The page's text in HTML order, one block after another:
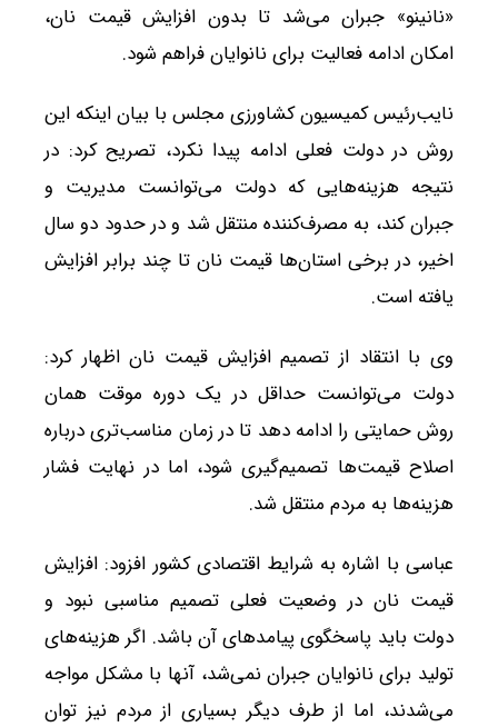
«نانینو» جبران می‌شد تا بدون افزایش قیمت نان،
امکان ادامه فعالیت برای نانوایان فراهم شود.
نایب‌رئیس کمیسیون کشاورزی مجلس با بیان اینکه این
روش در دولت فعلی ادامه پیدا نکرد، تصریح کرد: در
نتیجه هزینه‌هایی که دولت می‌توانست مدیریت و
جبران کند، به مصرف‌کننده منتقل شد و در حدود دو سال
اخیر، در برخی استان‌ها قیمت نان تا چند برابر افزایش
یافته است.
وی با انتقاد از تصمیم افزایش قیمت نان اظهار کرد:
دولت می‌توانست حداقل در یک دوره موقت همان
روش حمایتی را ادامه دهد تا در زمان مناسب‌تری درباره
اصلاح قیمت‌ها تصمیم‌گیری شود، اما در نهایت فشار
هزینه‌ها به مردم منتقل شد.
عباسی با اشاره به شرایط اقتصادی کشور افزود: افزایش
قیمت نان در وضعیت فعلی تصمیم مناسبی نبود و
دولت باید پاسخگوی پیامدهای آن باشد. اگر هزینه‌های
تولید برای نانوایان جبران نمی‌شد، آنها با مشکل مواجه
می‌شدند، اما از طرف دیگر بسیاری از مردم نیز توان